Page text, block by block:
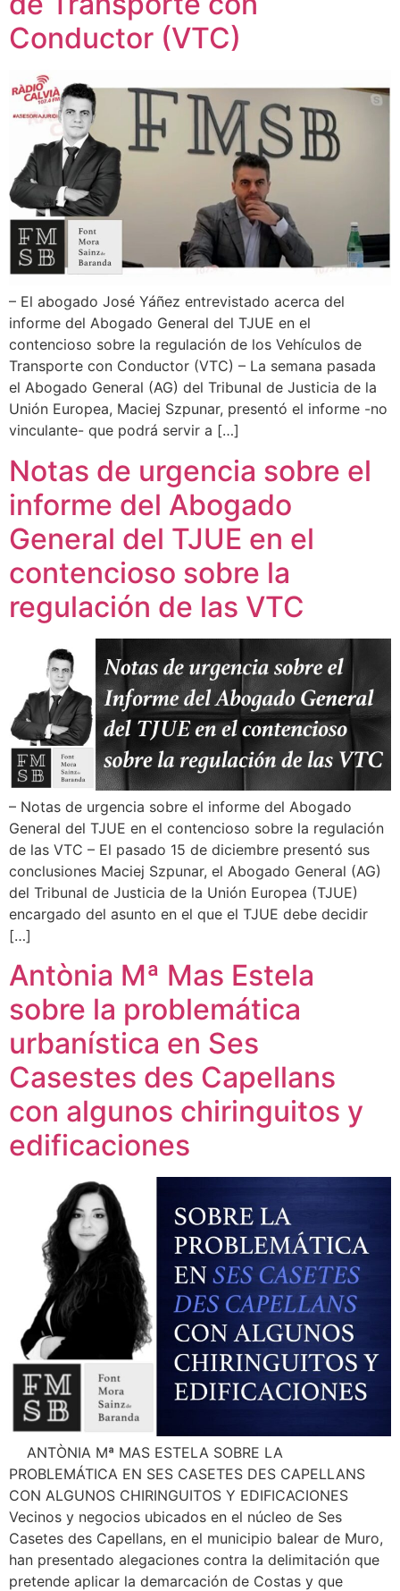
Conductor (VTC)
– El abogado José Yáñez entrevistado acerca del
informe del Abogado General del TJUE en el
contencioso sobre la regulación de los Vehículos de
Transporte con Conductor (VTC) – La semana pasada
el Abogado General (AG) del Tribunal de Justicia de la
Unión Europea, Maciej Szpunar, presentó el informe -no
vinculante- que podrá servir a […]
Notas de urgencia sobre el
informe del Abogado
General del TJUE en el
contencioso sobre la
regulación de las VTC
– Notas de urgencia sobre el informe del Abogado
General del TJUE en el contencioso sobre la regulación
de las VTC – El pasado 15 de diciembre presentó sus
conclusiones Maciej Szpunar, el Abogado General (AG)
del Tribunal de Justicia de la Unión Europea (TJUE)
encargado del asunto en el que el TJUE debe decidir
[…]
Antònia Mª Mas Estela
sobre la problemática
urbanística en Ses
Casestes des Capellans
con algunos chiringuitos y
edificaciones
ANTÒNIA Mª MAS ESTELA SOBRE LA
PROBLEMÁTICA EN SES CASETES DES CAPELLANS
CON ALGUNOS CHIRINGUITOS Y EDIFICACIONES
Vecinos y negocios ubicados en el núcleo de Ses
Casetes des Capellans, en el municipio balear de Muro,
han presentado alegaciones contra la delimitación que
pretende aplicar la demarcación de Costas y que